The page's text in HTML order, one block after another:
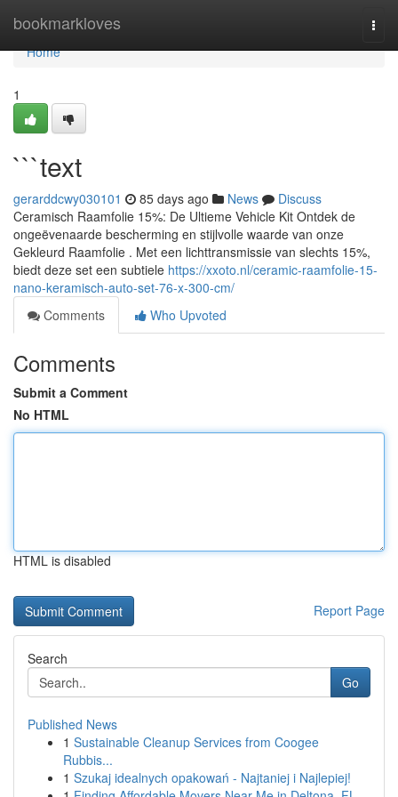
bookmarkloves
Home
Home
1
```text
gerarddcwy030101 85 days ago News
Discuss
Ceramisch Raamfolie 15%: De Ultieme Vehicle Kit Ontdek de
ongeëvenaarde bescherming en stijlvolle waarde van onze
Gekleurd Raamfolie . Met een lichttransmissie van slechts 15%,
biedt deze set een subtiele https://xxoto.nl/ceramic-raamfolie-15-
nano-keramisch-auto-set-76-x-300-cm/
Comments
Who Upvoted
Comments
Submit a Comment
No HTML
HTML is disabled
Report Page
Search
Go
Published News
1 Sustainable Cleanup Services from Coogee
Rubbis...
1 Szukaj idealnych opakowań - Najtaniej i Najlepiej!